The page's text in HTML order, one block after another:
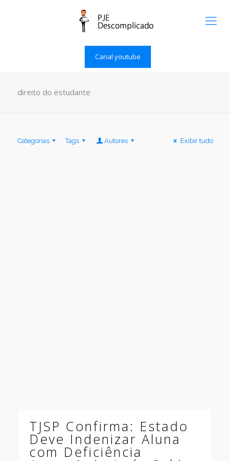
Canal youtube
direito do estudante
Categorias Tags Autores Exibir tudo
TJSP Confirma: Estado
Deve Indenizar Aluna
com Deficiência